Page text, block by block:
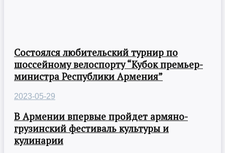
Состоялся любительский турнир по
шоссейному велоспорту “Кубок премьер-
министра Республики Армения”
2023-05-29
В Армении впервые пройдет армяно-
грузинский фестиваль культуры и
кулинарии